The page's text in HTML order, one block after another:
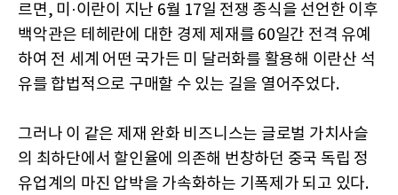
르면, 미·이란이 지난 6월 17일 전쟁 종식을 선언한 이후
백악관은 테헤란에 대한 경제 제재를 60일간 전격 유예
하여 전 세계 어떤 국가든 미 달러화를 활용해 이란산 석
유를 합법적으로 구매할 수 있는 길을 열어주었다.
그러나 이 같은 제재 완화 비즈니스는 글로벌 가치사슬
의 최하단에서 할인율에 의존해 번창하던 중국 독립 정
유업계의 마진 압박을 가속화하는 기폭제가 되고 있다.